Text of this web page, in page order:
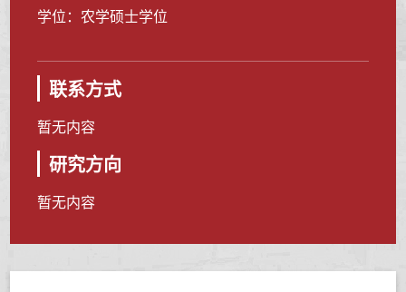
学位：农学硕士学位
联系方式
暂无内容
研究方向
暂无内容